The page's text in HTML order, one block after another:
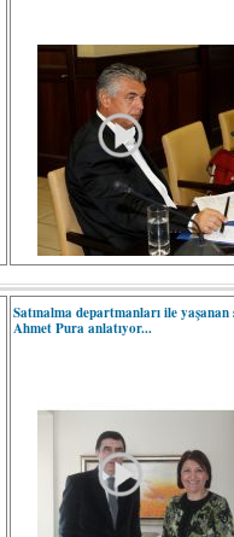
Satınalma departmanları ile yaşanan
Ahmet Pura anlatıyor...